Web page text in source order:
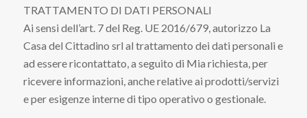
TRATTAMENTO DI DATI PERSONALI
Ai sensi dell’art. 7 del Reg. UE 2016/679, autorizzo La
Casa del Cittadino srl al trattamento dei dati personali e
ad essere ricontattato, a seguito di Mia richiesta, per
ricevere informazioni, anche relative ai prodotti/servizi
e per esigenze interne di tipo operativo o gestionale.